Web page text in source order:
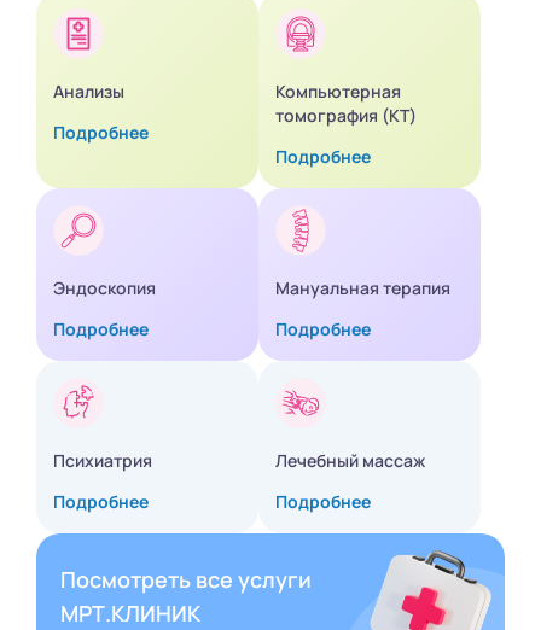
Анализы
Подробнее
Компьютерная
томография (КТ)
Подробнее
Эндоскопия
Подробнее
Мануальная терапия
Подробнее
Психиатрия
Подробнее
Лечебный массаж
Подробнее
Посмотреть все услуги
МРТ.КЛИНИК